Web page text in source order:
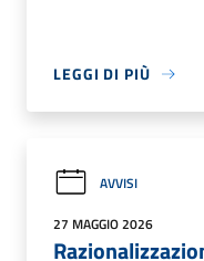
LEGGI DI PIÙ
AVVISI
27 MAGGIO 2026